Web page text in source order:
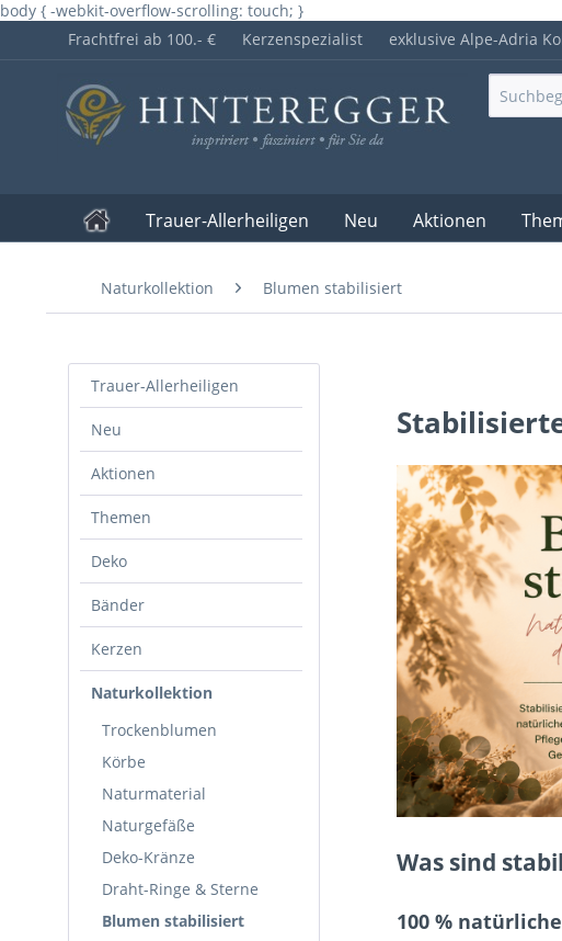
body { -webkit-overflow-scrolling: touch; }
Frachtfrei ab 100.- €
Kerzenspezialist exklusive Alpe-Adria
Trauer-Allerheiligen Neu Aktionen
Naturkollektion Blumen stabilisiert
Trauer-Allerheiligen
Neu
Aktionen
Themen
Deko
Bänder
Kerzen
Naturkollektion
Trockenblumen
Körbe
Naturmaterial
Naturgefäße
Deko-Kränze
Draht-Ringe & Sterne
Blumen stabilisiert
Was sind
100 %